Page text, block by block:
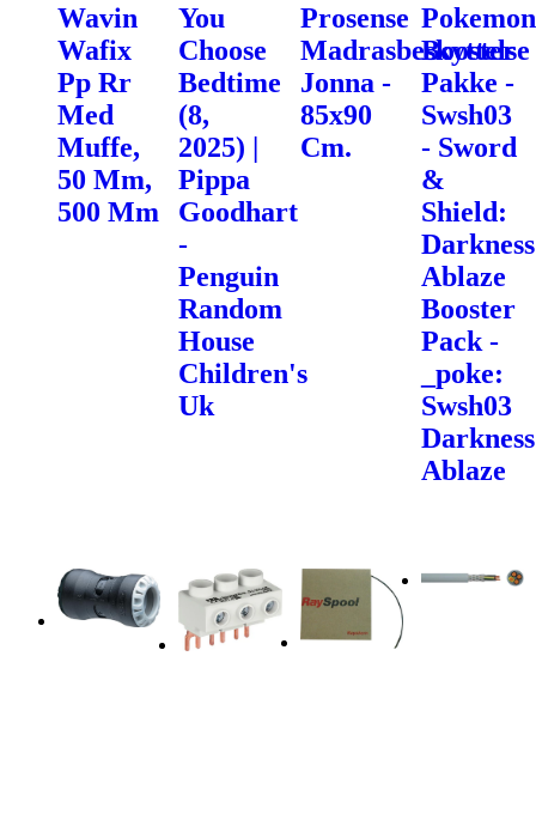
Wavin
Wafix
Pp Rr
Med
Muffe,
50 Mm,
500 Mm
You
Choose
Bedtime
(8,
2025) |
Pippa
Goodhart
-
Penguin
Random
House
Children's
Uk
Prosense
Madrasbeskyttelse
Jonna -
85x90
Cm.
Pokemon
Booster
Pakke -
Swsh03
- Sword
&
Shield:
Darkness
Ablaze
Booster
Pack -
_poke:
Swsh03
Darkness
Ablaze